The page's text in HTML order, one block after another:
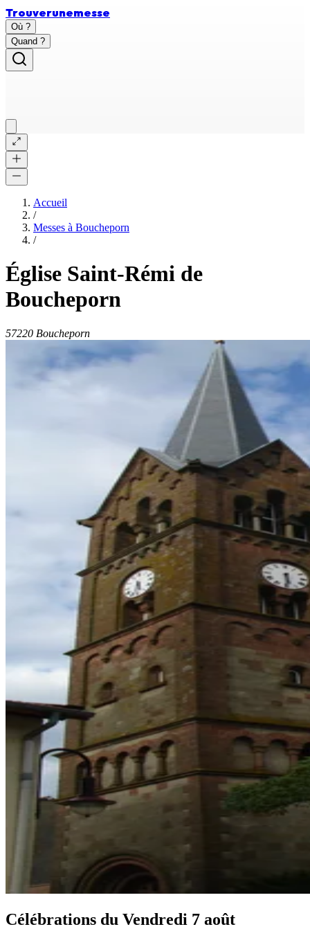
Trouverunemesse
Où ?
Quand ?
Accueil
/
Messes à Boucheporn
/
Église Saint-Rémi de
Boucheporn
57220 Boucheporn
Célébrations du Vendredi 7 août